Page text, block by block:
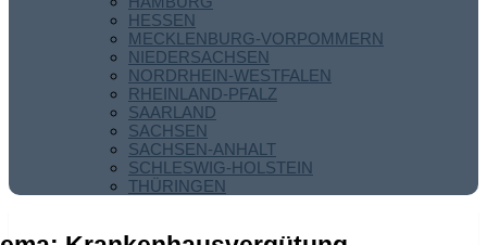
HESSEN
MECKLENBURG-VORPOMMERN
NIEDERSACHSEN
NORDRHEIN-WESTFALEN
RHEINLAND-PFALZ
SAARLAND
SACHSEN
SACHSEN-ANHALT
SCHLESWIG-HOLSTEIN
THÜRINGEN